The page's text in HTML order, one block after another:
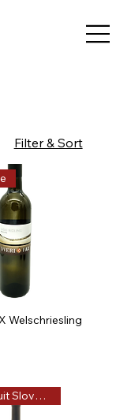
Filter & Sort
Welschriesling
Nieuw uit Slovenië